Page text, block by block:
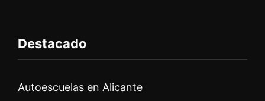
Destacado
Autoescuelas en Alicante